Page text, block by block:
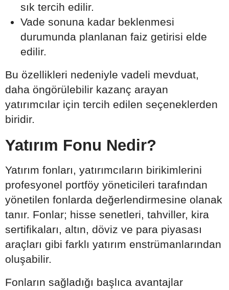
sık tercih edilir.
Vade sonuna kadar beklenmesi
durumunda planlanan faiz getirisi elde
edilir.
Bu özellikleri nedeniyle vadeli mevduat,
daha öngörülebilir kazanç arayan
yatırımcılar için tercih edilen seçeneklerden
biridir.
Yatırım Fonu Nedir?
Yatırım fonları, yatırımcıların birikimlerini
profesyonel portföy yöneticileri tarafından
yönetilen fonlarda değerlendirmesine olanak
tanır. Fonlar; hisse senetleri, tahviller, kira
sertifikaları, altın, döviz ve para piyasası
araçları gibi farklı yatırım enstrümanlarından
oluşabilir.
Fonların sağladığı başlıca avantajlar